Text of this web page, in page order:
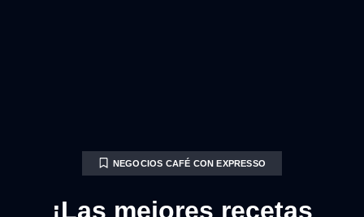
NEGOCIOS CAFÉ CON EXPRESSO
¡Las mejores recetas